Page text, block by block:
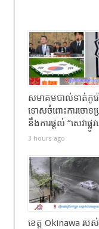
សមាគមបាល់ទាត់កូរ៉
ទោសចំពោះការចោទប្
នឹងការផ្តល់ “សេវាផ្លូវ
3 hours ago
ខេត្ត Okinawa រប